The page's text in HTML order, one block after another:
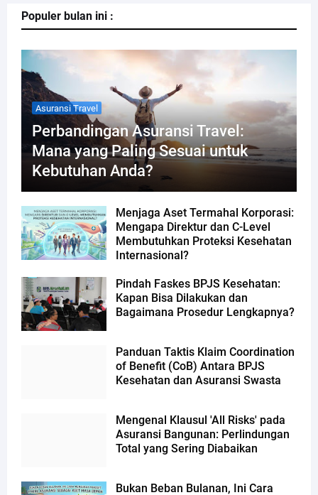
Populer bulan ini :
Asuransi Travel
Perbandingan Asuransi Travel:
Mana yang Paling Sesuai untuk
Kebutuhan Anda?
Menjaga Aset Termahal Korporasi:
Mengapa Direktur dan C-Level
Membutuhkan Proteksi Kesehatan
Internasional?
Pindah Faskes BPJS Kesehatan:
Kapan Bisa Dilakukan dan
Bagaimana Prosedur Lengkapnya?
Panduan Taktis Klaim Coordination
of Benefit (CoB) Antara BPJS
Kesehatan dan Asuransi Swasta
Mengenal Klausul 'All Risks' pada
Asuransi Bangunan: Perlindungan
Total yang Sering Diabaikan
Bukan Beban Bulanan, Ini Cara